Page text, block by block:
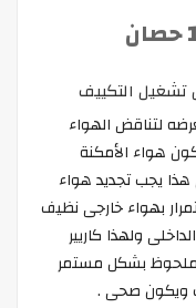
تشغيل التكييف
لتناقض الهواء
هواء الأمكنة
يجب تجديد هواء
بهواء خارجى نظيف
ولهذا كاريير
ملحوظ بشكل مستمر
ويكون صحى .